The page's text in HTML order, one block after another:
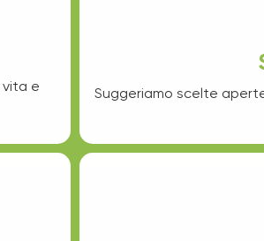
vita e
Suggeriamo scelte